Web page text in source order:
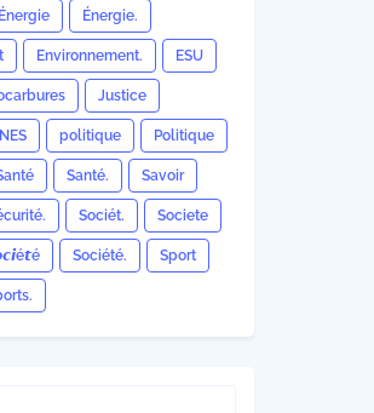
Énergie Énergie.
Environnement. ESU
Justice
politique Politique
Santé. Savoir
Sociét. Societe
Société. Sport